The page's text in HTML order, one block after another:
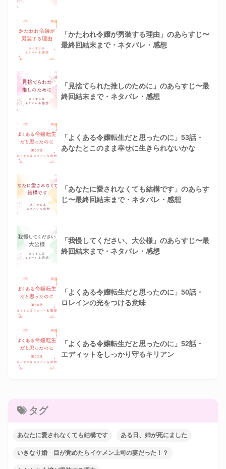
「かたわれ令嬢が男装する理由」のあらすじ〜
最終回結末まで・ネタバレ・感想
「見捨てられた推しのために」のあらすじ〜最
終回結末まで・ネタバレ・感想
「よくある令嬢転生だと思ったのに」53話・
あなたとこのまま幸せに生きられないかな
「あなたに愛されなくても結構です」のあらす
じ〜最終回結末まで・ネタバレ・感想
「我慢してください、大公様」のあらすじ〜最
終回結末まで・ネタバレ・感想
「よくある令嬢転生だと思ったのに」50話・
ロレインの光をつける意味
「よくある令嬢転生だと思ったのに」52話・
エディットをしっかり守るキリアン
タグ
あなたに愛されなくても結構です ある日、姉が死にました
いきなり婚 目が覚めたらイケメン上司の妻だった！？